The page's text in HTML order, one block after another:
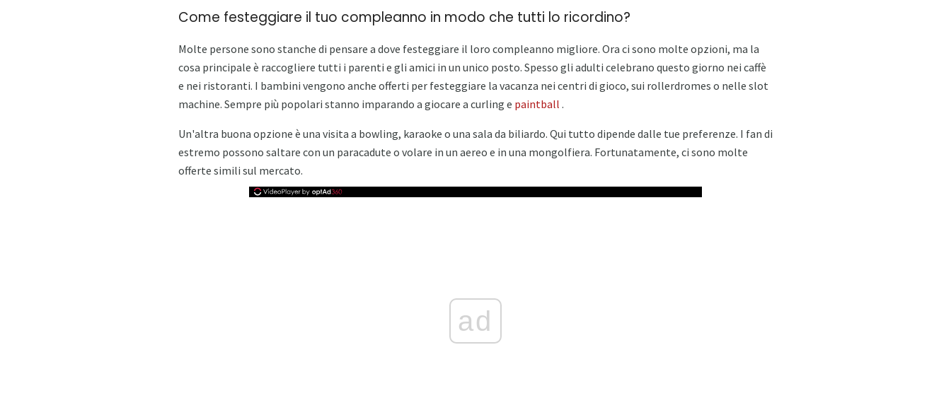
Come festeggiare il tuo compleanno in modo che tutti lo ricordino?
Molte persone sono stanche di pensare a dove festeggiare il loro compleanno migliore. Ora ci sono molte opzioni, ma la
cosa principale è raccogliere tutti i parenti e gli amici in un unico posto. Spesso gli adulti celebrano questo giorno nei caffè
e nei ristoranti. I bambini vengono anche offerti per festeggiare la vacanza nei centri di gioco, sui rollerdromes o nelle slot
machine. Sempre più popolari stanno imparando a giocare a curling e paintball .
Un'altra buona opzione è una visita a bowling, karaoke o una sala da biliardo. Qui tutto dipende dalle tue preferenze. I fan di
estremo possono saltare con un paracadute o volare in un aereo e in una mongolfiera. Fortunatamente, ci sono molte
offerte simili sul mercato.
ad